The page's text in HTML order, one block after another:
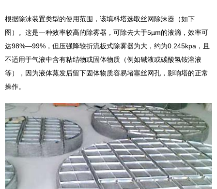
根据除沫装置类型的使用范围，该填料塔选取丝网除沫器（如下
图）。这是一种效率较高的除雾器，可除去大于5µm的液滴，效率可
达98%—99%，但压强降较折流板式除雾器为大，约为0.245kpa，且
不适用于气液中含有粘结物或固体物质（例如碱液或碳酸氢铵溶液
等），因为液体蒸发后留下固体物质容易堵塞丝网孔，影响塔的正常
操作。